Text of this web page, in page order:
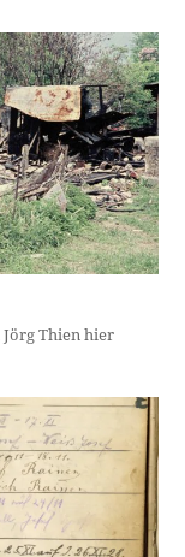
Jörg Thien hier